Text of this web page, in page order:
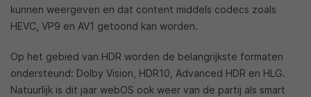
kunnen weergeven en dat content middels codecs zoals
HEVC, VP9 en AV1 getoond kan worden.
Op het gebied van HDR worden de belangrijkste formaten
ondersteund: Dolby Vision, HDR10, Advanced HDR en HLG.
Natuurlijk is dit jaar webOS ook weer van de partij als smart